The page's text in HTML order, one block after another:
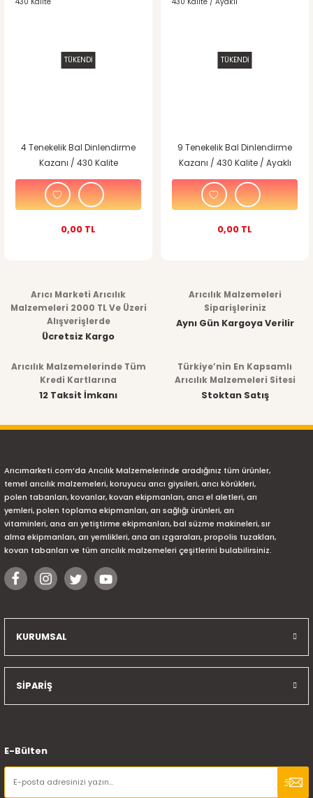
TÜKENDİ
4 Tenekelik Bal Dinlendirme
Kazanı / 430 Kalite
0,00 TL
TÜKENDİ
9 Tenekelik Bal Dinlendirme
Kazanı / 430 Kalite / Ayaklı
0,00 TL
Arıcı Marketi Arıcılık
Malzemeleri 2000 TL Ve Üzeri
Alışverişlerde
Ücretsiz Kargo
Arıcılık Malzemeleri
Siparişleriniz
Aynı Gün Kargoya Verilir
Arıcılık Malzemelerinde Tüm
Kredi Kartlarına
12 Taksit İmkanı
Türkiye’nin En Kapsamlı
Arıcılık Malzemeleri Sitesi
Stoktan Satış
Arıcımarketi.com’da Arıcılık Malzemelerinde aradığınız tüm ürünler,
temel arıcılık malzemeleri, koruyucu arıcı giysileri, arıcı körükleri,
polen tabanları, kovanlar, kovan ekipmanları, arıcı el aletleri, arı
yemleri, polen toplama ekipmanları, arı sağlığı ürünleri, arı
vitaminleri, ana arı yetiştirme ekipmanları, bal süzme makineleri, sır
alma ekipmanları, arı yemlikleri, ana arı ızgaraları, propolis tuzakları,
kovan tabanları ve tüm arıcılık malzemeleri çeşitlerini bulabilirsiniz.
KURUMSAL
SİPARİŞ
E-Bülten